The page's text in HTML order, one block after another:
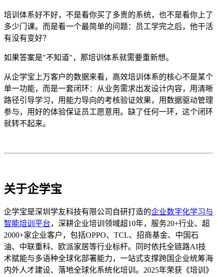
培训体系好不好，不是看你买了多贵的系统，也不是看你上了
多少门课。而是看一个最简单的问题：员工学完之后，他干活
有没有变好？
如果答案是"不知道"，那培训体系就需要重新想。
从企学宝上万客户的数据来看，高效培训体系的核心不是某个
单一功能，而是一套闭环：从业务需求出发设计内容，用清晰
路径引导学习，用能力导向的考核验证效果，用数据驱动管理
参与，用好的体验保证员工愿意用。缺了任何一环，这个闭环
就转不起来。
关于企学宝
企学宝是深圳学友科技有限公司自研打造的企业数字化学习与
智能培训平台，深耕企业培训领域超10年， 服务20+行业、超
2000+家企业客户，包括OPPO、 TCL、招商基金、中国石
油、中联重科、欧派家居等行业标杆。
同时依托全链路AI技
术赋能与多语种全球化部署能力，一站式支撑跨国企业统筹海
内外人才建设、落地全球化系统化培训。2025年荣获《培训》